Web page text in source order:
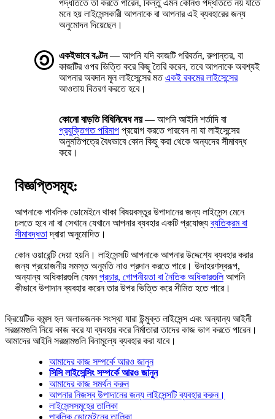
পদ্ধতিতে তা করতে পারেন, কিন্তু এমন কোনও পদ্ধতিতে নয় যাতে
মনে হয় লাইসেন্সকারী আপনাকে বা আপনার এই ব্যবহারের জন্য
অনুমোদন দিয়েছেন।
একইভাবে বণ্টন— আপনি যদি কাজটি পরিবর্তন, রুপান্তর, বা
কাজটির ওপর ভিত্তি করে কিছু তৈরি করেন, তবে আপনাকে অবশ্যই
আপনার অবদান মূল লাইসেন্সের মতএকই রকমের লাইসেন্সের
আওতায় বিতরণ করতে হবে।
কোনো বাড়তি বিধিনিষেধ নয়— আপনি আইনি শর্তাদি বা
প্রযুক্তিগত পরিমাপ প্রয়োগ করতে পারবেন না যা লাইসেন্সের
অনুমতিপত্রে বৈধভাবে কোন কিছু করা থেকে অন্যদের সীমাবদ্ধ
করে।
বিজ্ঞপ্তিসমূহ:
আপনাকে পাবলিক ডোমেইনে থাকা বিষয়বস্তুর উপাদানের জন্য লাইসেন্স মেনে
চলতে হবে না বা সেখানে যেখানে আপনার ব্যবহার একটি প্রযোজ্যব্যতিক্রম বা
সীমাবদ্ধতাদ্বারা অনুমোদিত।
কোন ওয়ারেন্টি দেয়া হয়নি। লাইসেন্সটি আপনাকে আপনার উদ্দেশ্যে ব্যবহার করার
জন্য প্রয়োজনীয় সমস্ত অনুমতি নাও প্রদান করতে পারে। উদাহরণস্বরূপ,
অন্যান্য অধিকারগুলি যেমনপ্রচার, গোপনীয়তা বা নৈতিক অধিকারগুলিআপনি
কীভাবে উপাদান ব্যবহার করেন তার উপর ভিত্তি করে সীমিত হতে পারে।
ক্রিয়েটিভ কমন্স হল অলাভজনক সংস্থা যারা উন্মুক্ত লাইসেন্স এবং অন্যান্য আইনী
সরঞ্জামগুলি নিয়ে কাজ করে যা ব্যবহার করে নির্মাতারা তাদের কাজ ভাগ করতে পারেন।
আমাদের আইনি সরঞ্জামগুলি বিনামূল্যে ব্যবহার করা যাবে।
আমাদের কাজ সম্পর্কে আরও জানুন
সিসি লাইসেন্সিং সম্পর্কে আরও জানুন
আমাদের কাজ সমর্থন করুন
আপনার নিজস্ব উপাদানের জন্য লাইসেন্সটি ব্যবহার করুন।
লাইসেন্সসমূহের তালিকা
পাবলিক ডোমেইনের তালিকা